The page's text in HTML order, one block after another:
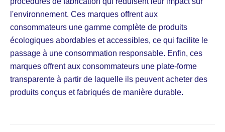
l'environnement. Ces marques offrent aux
consommateurs une gamme complète de produits
écologiques abordables et accessibles, ce qui facilite le
passage à une consommation responsable. Enfin, ces
marques offrent aux consommateurs une plate-forme
transparente à partir de laquelle ils peuvent acheter des
produits conçus et fabriqués de manière durable.